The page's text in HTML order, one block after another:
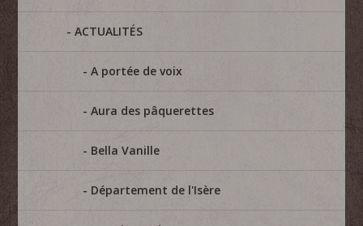
ACTUALITÉS
A portée de voix
Aura des pâquerettes
Bella Vanille
Département de l'Isère